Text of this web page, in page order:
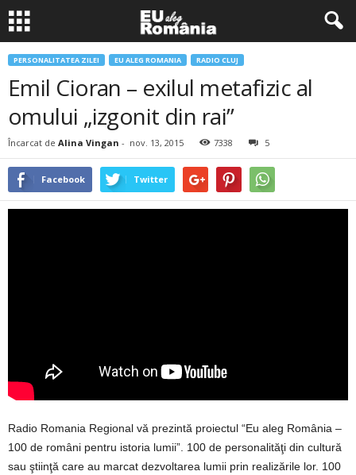
PERSONALITATEA ZILEI EU ALEG ROMANIA RADIO CLUJ
Emil Cioran – exilul metafizic al
omului „izgonit din rai”
Încarcat de Alina Vingan - nov. 13, 2015 7338 5
Facebook Twitter
Radio Romania Regional vă prezintă proiectul “Eu aleg România –
100 de români pentru istoria lumii”. 100 de personalităţi din cultură
sau ştiinţă care au marcat dezvoltarea lumii prin realizările lor. 100